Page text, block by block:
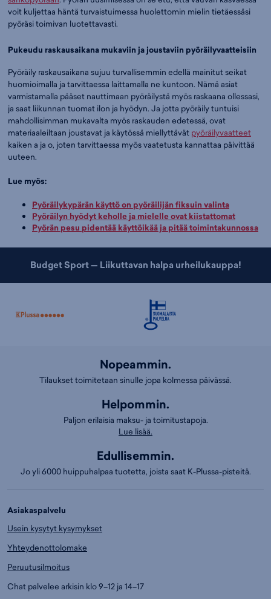
voit kuljettaa häntä turvaistuimessa huolettomin mielin tietäessäsi
pyöräsi toimivan luotettavasti.
Pukeudu raskausaikana mukaviin ja joustaviin pyöräilyvaatteisiin
Pyöräily raskausaikana sujuu turvallisemmin edellä mainitut seikat
huomioimalla ja tarvittaessa laittamalla ne kuntoon. Nämä asiat
varmistamalla pääset nauttimaan pyöräilystä myös raskaana ollessasi,
ja saat liikunnan tuomat ilon ja hyödyn. Ja jotta pyöräily tuntuisi
mahdollisimman mukavalta myös raskauden edetessä, ovat
materiaaleiltaan joustavat ja käytössä miellyttävät pyöräilyvaatteet
kaiken a ja o, joten tarvittaessa myös vaatetusta kannattaa päivittää
uuteen.
Lue myös:
Pyöräilykypärän käyttö on pyöräilijän fiksuin valinta
Pyöräilyn hyödyt keholle ja mielelle ovat kiistattomat
Pyörän pesu pidentää käyttöikää ja pitää toimintakunnossa
Budget Sport — Liikuttavan halpa urheilukauppa!
Nopeammin.
Tilaukset toimitetaan sinulle jopa kolmessa päivässä.
Helpommin.
Paljon erilaisia maksu- ja toimitustapoja.
Lue lisää.
Edullisemmin.
Jo yli 6000 huippuhalpaa tuotetta, joista saat K-Plussa-pisteitä.
Asiakaspalvelu
Usein kysytyt kysymykset
Yhteydenottolomake
Peruutusilmoitus
Chat palvelee arkisin klo 9–12 ja 14–17